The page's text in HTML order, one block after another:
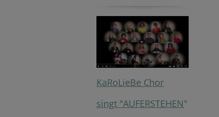
KaRoLieBe Chor
singt "AUFERSTEHEN"